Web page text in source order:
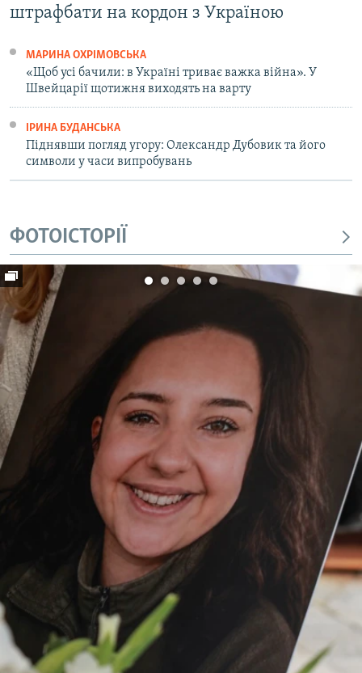
штрафбати на кордон з Україною
МАРИНА ОХРІМОВСЬКА
«Щоб усі бачили: в Україні триває важка війна». У
Швейцарії щотижня виходять на варту
ІРИНА БУДАНСЬКА
Піднявши погляд угору: Олександр Дубовик та його
символи у часи випробувань
ФОТОІСТОРІЇ